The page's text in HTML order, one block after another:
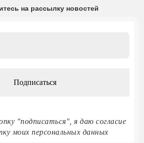
на рассылку новостей
"подписаться", я даю согласие
моих персональных данных